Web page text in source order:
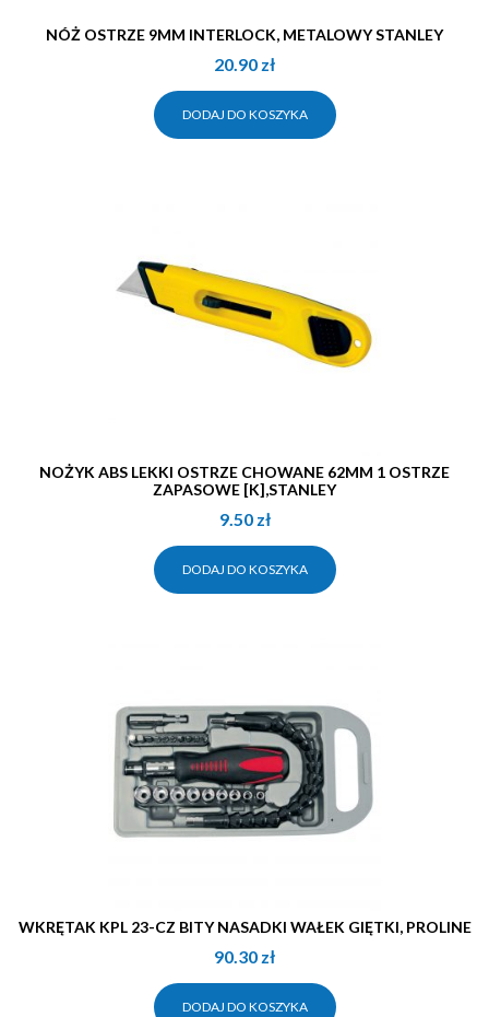
NÓŻ OSTRZE 9MM INTERLOCK, METALOWY STANLEY
20.90 zł
DODAJ DO KOSZYKA
NOŻYK ABS LEKKI OSTRZE CHOWANE 62MM 1 OSTRZE
ZAPASOWE [K],STANLEY
9.50 zł
DODAJ DO KOSZYKA
WKRĘTAK KPL 23-CZ BITY NASADKI WAŁEK GIĘTKI, PROLINE
90.30 zł
DODAJ DO KOSZYKA